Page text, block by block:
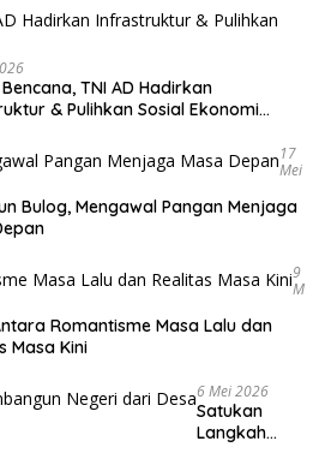
TNI AD Hadirkan
& Pulihkan Sosial Ekonomi
17
Mei
Bulog, Mengawal Pangan Menjaga
9
M
Romantisme Masa Lalu dan
Masa Kini
6 Mei 2026
Satukan
Langkah